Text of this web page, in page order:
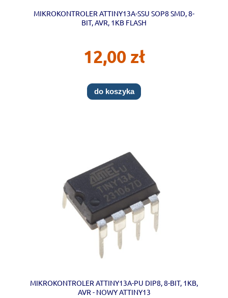
MIKROKONTROLER ATTINY13A-SSU SOP8 SMD, 8-
BIT, AVR, 1KB FLASH
12,00 zł
do koszyka
MIKROKONTROLER ATTINY13A-PU DIP8, 8-BIT, 1KB,
AVR - NOWY ATTINY13